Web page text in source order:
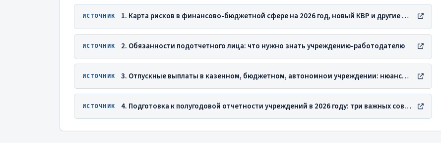
ИСТОЧНИК 1. Карта рисков в финансово-бюджетной сфере на 2026 год, новый КВР и другие важные новости
ИСТОЧНИК 2. Обязанности подотчетного лица: что нужно знать учреждению-работодателю
ИСТОЧНИК 3. Отпускные выплаты в казенном, бюджетном, автономном учреждении: нюансы учета в вопросах и ответах
ИСТОЧНИК 4. Подготовка к полугодовой отчетности учреждений в 2026 году: три важных совета бухгалтеру